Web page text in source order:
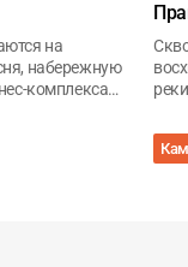
на
набережную
комплекса